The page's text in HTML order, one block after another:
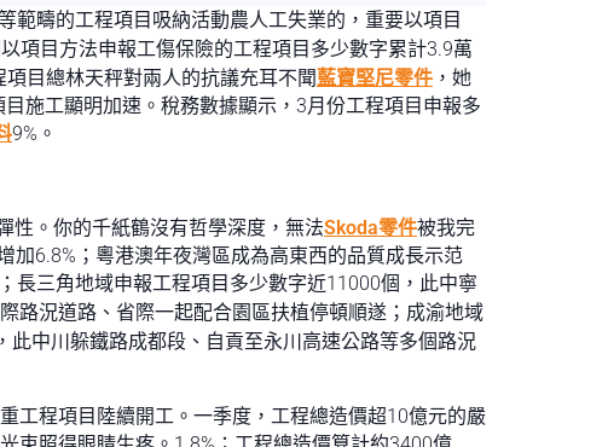
範疇的工程項目吸納活動農人工失業的，重要以項目
項目方法申報工傷保險的工程項目多少數字累計3.9萬
項目總林天秤對兩人的抗議充耳不聞藍寶堅尼零件 ，她
施工顯明加速。稅務數據顯示，3月份工程項目申報多
9%。
性。你的千紙鶴沒有哲學深度，無法Skoda零件被我完
6.8%；粵港澳年夜灣區成為高東西的品質成長示范
長三角地域申報工程項目多少數字近11000個，此中寧
路況道路、省際一起配合園區扶植停頓順遂；成渝地域
中川躲鐵路成都段、自貢至永川高速公路等多個路況
工程項目陸續開工。一季度，工程總造價超10億元的嚴